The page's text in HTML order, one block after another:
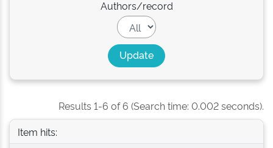
Authors/record
Results 1-6 of 6 (Search time: 0.002 seconds).
Item hits: